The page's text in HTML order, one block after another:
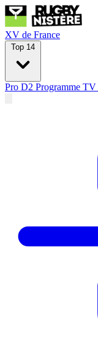
XV de France
Top 14
Pro D2 Programme TV